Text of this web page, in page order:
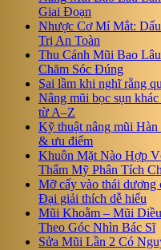
Giai Đoạn
Nhược Cơ Mí Mắt:
Trị An Toàn
Thu Cánh Mũi Bao
Chăm Sóc Đúng
Sai lầm khi nghĩ rằng
Nâng mũi bọc sụn
từ A–Z
Kỹ thuật nâng mũi
& ưu điểm
Khuôn Mặt Nào Hợp
Thẩm Mỹ Phân Tích
Mỡ cấy vào thái dương
Đại giải thích dễ hiểu
Mũi Khoằm – Mũi
Theo Góc Nhìn Bác Sĩ
Sửa Mũi Lần 2 Có